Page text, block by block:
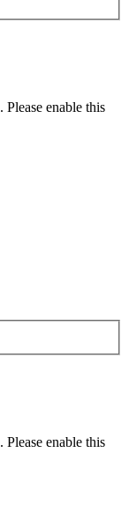
enable this
enable this